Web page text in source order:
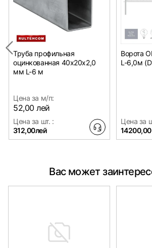
Труба профильная
оцинкованная 40х20x2,0
мм L-6 м
Цена за м/п:
52,00 лей
Цена за шт. :
312,00лей
Ворота
L-6,0м
Цена за
14200,00
Вас может